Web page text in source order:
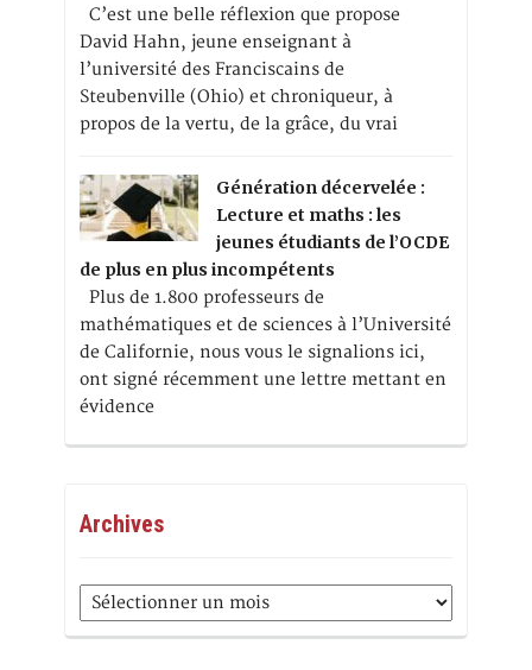
C’est une belle réflexion que propose
David Hahn, jeune enseignant à
l’université des Franciscains de
Steubenville (Ohio) et chroniqueur, à
propos de la vertu, de la grâce, du vrai
Génération décervelée :
Lecture et maths : les
jeunes étudiants de l’OCDE
de plus en plus incompétents
Plus de 1.800 professeurs de
mathématiques et de sciences à l’Université
de Californie, nous vous le signalions ici,
ont signé récemment une lettre mettant en
évidence
Archives
Archives